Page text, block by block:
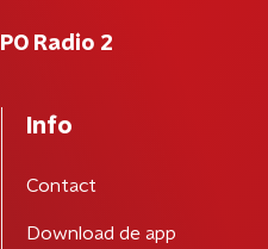
Radio 2
Info
Contact
Download de app